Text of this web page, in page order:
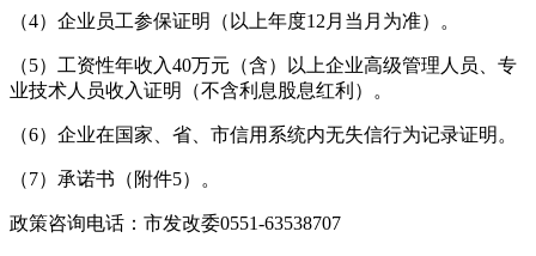
（4）企业员工参保证明（以上年度12月当月为准）。
（5）工资性年收入40万元（含）以上企业高级管理人员、专
业技术人员收入证明（不含利息股息红利）。
（6）企业在国家、省、市信用系统内无失信行为记录证明。
（7）承诺书（附件5）。
政策咨询电话：市发改委0551-63538707